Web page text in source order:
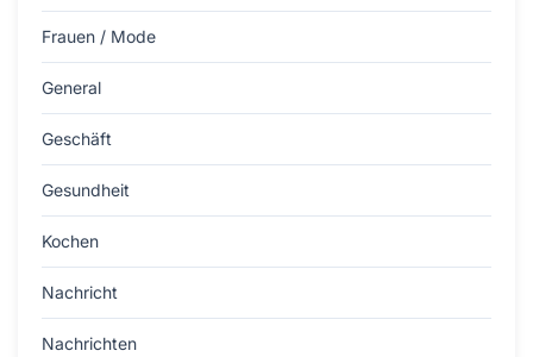
Frauen / Mode
General
Geschäft
Gesundheit
Kochen
Nachricht
Nachrichten